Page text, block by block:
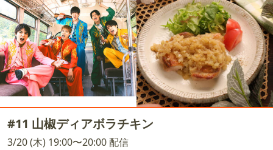
#11 山椒ディアボラチキン
3/20 (木) 19:00〜20:00 配信